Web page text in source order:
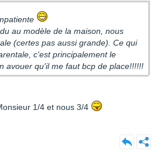
au modèle de la maison, nous
(certes pas aussi grande). Ce qui
c'est principalement le
avouer qu'il me faut bcp de place!!!!!!
1/4 et nous 3/4